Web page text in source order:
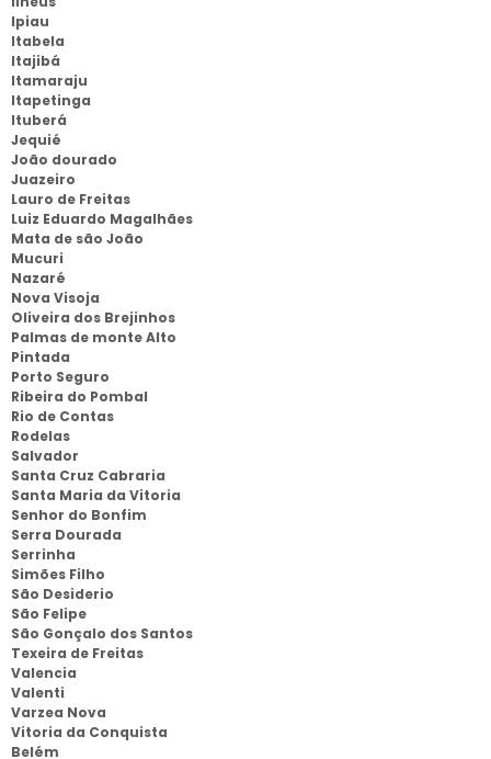
Ipiau
Itabela
Itajibá
Itamaraju
Itapetinga
Ituberá
Jequié
João dourado
Juazeiro
Lauro de Freitas
Luiz Eduardo Magalhães
Mata de são João
Mucuri
Nazaré
Nova Visoja
Oliveira dos Brejinhos
Palmas de monte Alto
Pintada
Porto Seguro
Ribeira do Pombal
Rio de Contas
Rodelas
Salvador
Santa Cruz Cabraria
Santa Maria da Vitoria
Senhor do Bonfim
Serra Dourada
Serrinha
Simões Filho
São Desiderio
São Felipe
São Gonçalo dos Santos
Texeira de Freitas
Valencia
Valenti
Varzea Nova
Vitoria da Conquista
Belém